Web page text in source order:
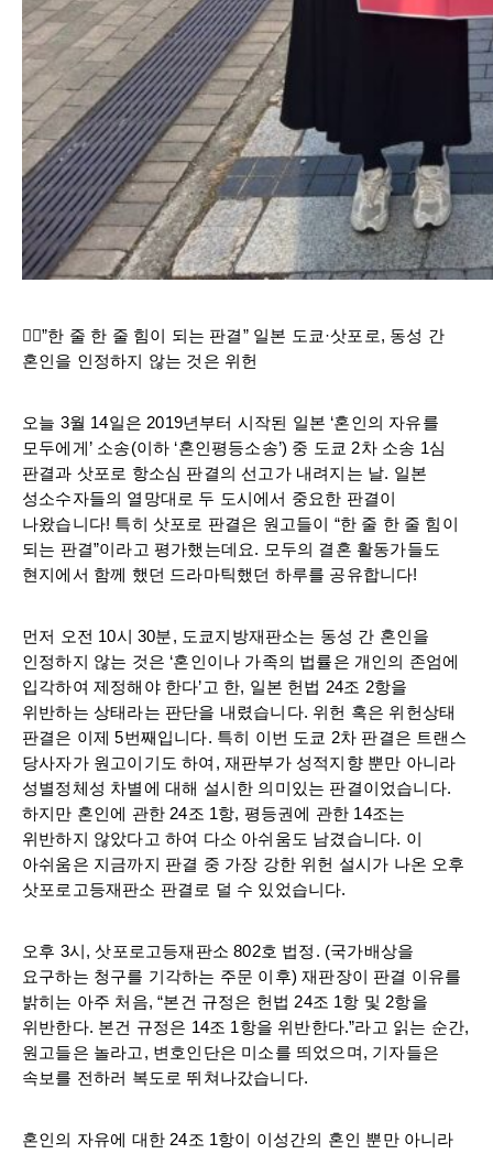
🏳️‍🌈”한 줄 한 줄 힘이 되는 판결” 일본 도쿄·삿포로, 동성 간
혼인을 인정하지 않는 것은 위헌
오늘 3월 14일은 2019년부터 시작된 일본 ‘혼인의 자유를
모두에게’ 소송(이하 ‘혼인평등소송’) 중 도쿄 2차 소송 1심
판결과 삿포로 항소심 판결의 선고가 내려지는 날. 일본
성소수자들의 열망대로 두 도시에서 중요한 판결이
나왔습니다! 특히 삿포로 판결은 원고들이 “한 줄 한 줄 힘이
되는 판결”이라고 평가했는데요. 모두의 결혼 활동가들도
현지에서 함께 했던 드라마틱했던 하루를 공유합니다!
먼저 오전 10시 30분, 도쿄지방재판소는 동성 간 혼인을
인정하지 않는 것은 ‘혼인이나 가족의 법률은 개인의 존엄에
입각하여 제정해야 한다’고 한, 일본 헌법 24조 2항을
위반하는 상태라는 판단을 내렸습니다. 위헌 혹은 위헌상태
판결은 이제 5번째입니다. 특히 이번 도쿄 2차 판결은 트랜스
당사자가 원고이기도 하여, 재판부가 성적지향 뿐만 아니라
성별정체성 차별에 대해 설시한 의미있는 판결이었습니다.
하지만 혼인에 관한 24조 1항, 평등권에 관한 14조는
위반하지 않았다고 하여 다소 아쉬움도 남겼습니다. 이
아쉬움은 지금까지 판결 중 가장 강한 위헌 설시가 나온 오후
삿포로고등재판소 판결로 덜 수 있었습니다.
오후 3시, 삿포로고등재판소 802호 법정. (국가배상을
요구하는 청구를 기각하는 주문 이후) 재판장이 판결 이유를
밝히는 아주 처음, “본건 규정은 헌법 24조 1항 및 2항을
위반한다. 본건 규정은 14조 1항을 위반한다.”라고 읽는 순간,
원고들은 놀라고, 변호인단은 미소를 띄었으며, 기자들은
속보를 전하러 복도로 뛰쳐나갔습니다.
혼인의 자유에 대한 24조 1항이 이성간의 혼인 뿐만 아니라